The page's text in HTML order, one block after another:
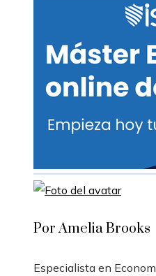
Por Amelia Brooks
Especialista en